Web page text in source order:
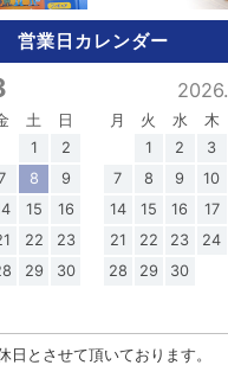
営業日カレンダー
土
日
1
2
8
9
15
16
22
23
29
30
2026.
月 火 水 木
1
2 3
7
8 9 10
14
15 16 17
21
22 23 24
28
29 30
日とさせて頂いております。